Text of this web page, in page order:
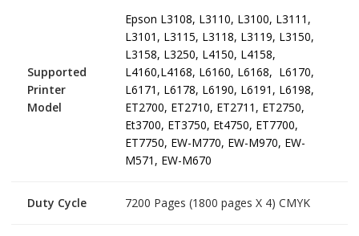
Supported
Printer
Model
Epson L3108, L3110, L3100, L3111,
L3101, L3115, L3118, L3119, L3150,
L3158, L3250, L4150, L4158,
L4160,L4168, L6160, L6168, L6170,
L6171, L6178, L6190, L6191, L6198,
ET2700, ET2710, ET2711, ET2750,
Et3700, ET3750, Et4750, ET7700,
ET7750, EW-M770, EW-M970, EW-
M571, EW-M670
Duty Cycle 7200 Pages (1800 pages X 4) CMYK